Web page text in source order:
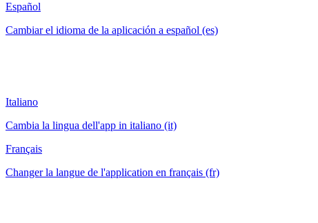
Español
Cambiar el idioma de la aplicación a español (es)
Italiano
Cambia la lingua dell'app in italiano (it)
Français
Changer la langue de l'application en français (fr)